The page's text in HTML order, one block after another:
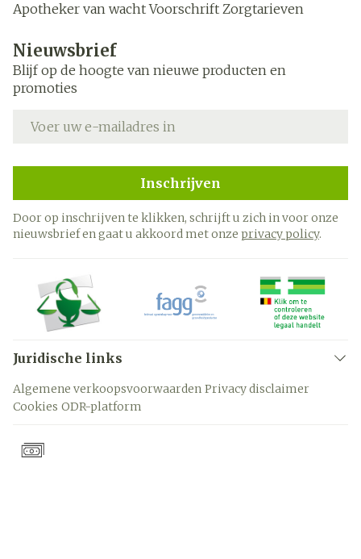
Apotheker van wacht Voorschrift Zorgtarieven
Nieuwsbrief
Blijf op de hoogte van nieuwe producten en
promoties
Inschrijven
Door op inschrijven te klikken, schrijft u zich in voor onze
nieuwsbrief en gaat u akkoord met onze privacy policy.
Juridische links
Algemene verkoopsvoorwaarden Privacy disclaimer
Cookies ODR-platform